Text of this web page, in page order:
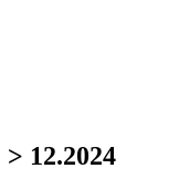
12.2024